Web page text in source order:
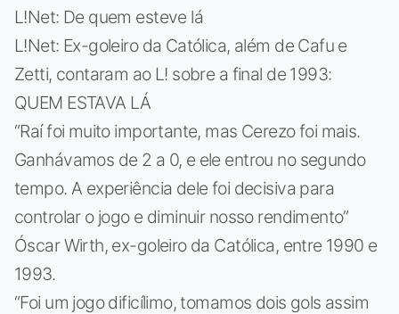
L!Net: De quem esteve lá
L!Net: Ex-goleiro da Católica, além de Cafu e
Zetti, contaram ao L! sobre a final de 1993:
QUEM ESTAVA LÁ
“Raí foi muito importante, mas Cerezo foi mais.
Ganhávamos de 2 a 0, e ele entrou no segundo
tempo. A experiência dele foi decisiva para
controlar o jogo e diminuir nosso rendimento”
Óscar Wirth, ex-goleiro da Católica, entre 1990 e
1993.
“Foi um jogo dificílimo, tomamos dois gols assim